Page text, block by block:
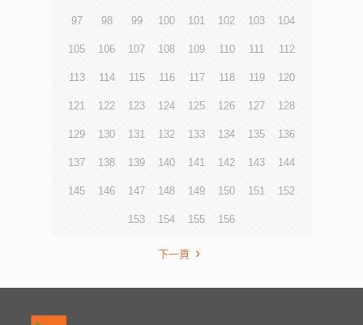
97 98 99 100 101 102 103 104
105 106 107 108 109 110 111 112
113 114 115 116 117 118 119 120
121 122 123 124 125 126 127 128
129 130 131 132 133 134 135 136
137 138 139 140 141 142 143 144
145 146 147 148 149 150 151 152
153 154 155 156
下一頁